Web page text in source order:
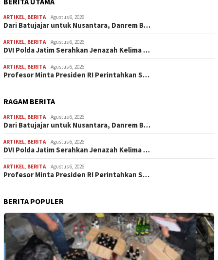
ARTIKEL BERITA Agustus 6, 2026
Dari Batujajar untuk Nusantara, Danrem B…
ARTIKEL BERITA Agustus 6, 2026
DVI Polda Jatim Serahkan Jenazah Kelima …
ARTIKEL BERITA Agustus 6, 2026
Profesor Minta Presiden RI Perintahkan S…
RAGAM BERITA
ARTIKEL BERITA Agustus 6, 2026
Dari Batujajar untuk Nusantara, Danrem B…
ARTIKEL BERITA Agustus 6, 2026
DVI Polda Jatim Serahkan Jenazah Kelima …
ARTIKEL BERITA Agustus 6, 2026
Profesor Minta Presiden RI Perintahkan S…
BERITA POPULER